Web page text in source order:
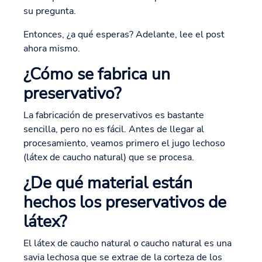
su pregunta.
Entonces, ¿a qué esperas? Adelante, lee el post
ahora mismo.
¿Cómo se fabrica un
preservativo?
La fabricación de preservativos es bastante
sencilla, pero no es fácil. Antes de llegar al
procesamiento, veamos primero el jugo lechoso
(látex de caucho natural) que se procesa.
¿De qué material están
hechos los preservativos de
látex?
El látex de caucho natural o caucho natural es una
savia lechosa que se extrae de la corteza de los